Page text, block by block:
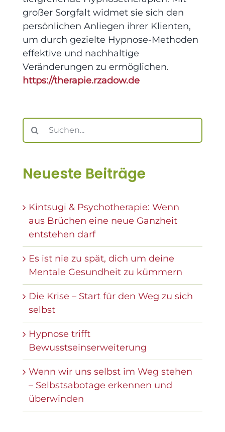
großer Sorgfalt widmet sie sich den
persönlichen Anliegen ihrer Klienten,
um durch gezielte Hypnose-Methoden
effektive und nachhaltige
Veränderungen zu ermöglichen.
https://therapie.rzadow.de
Suche
nach:
Neueste Beiträge
Kintsugi & Psychotherapie: Wenn
aus Brüchen eine neue Ganzheit
entstehen darf
Es ist nie zu spät, dich um deine
Mentale Gesundheit zu kümmern
Die Krise – Start für den Weg zu sich
selbst
Hypnose trifft
Bewusstseinserweiterung
Wenn wir uns selbst im Weg stehen
– Selbstsabotage erkennen und
überwinden